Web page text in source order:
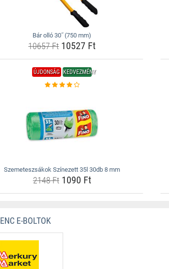
Bár olló 30˝ (750 mm)
10657 Ft10527 Ft
ÚJDONSÁG KEDVEZMÉNY
Szemeteszsákok Színezett 35l 30db 8 mm
2148 Ft1090 Ft
E-BOLTOK